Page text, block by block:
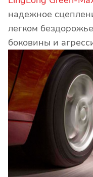
надежное
легком
боковины и